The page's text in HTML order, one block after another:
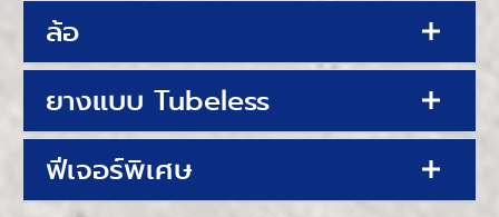
ล้อ
ยางแบบ Tubeless
ฟีเจอร์พิเศษ